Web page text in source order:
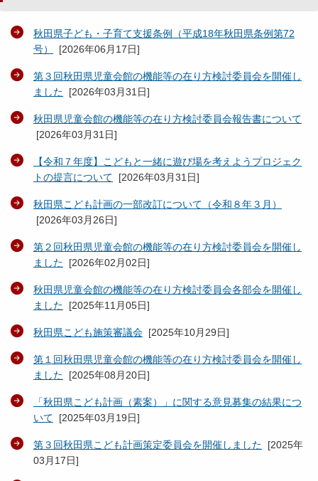
秋田県子ども・子育て支援条例（平成18年秋田県条例第72
号）
[2026年06月17日]
第３回秋田県児童会館の機能等の在り方検討委員会を開催し
ました [2026年03月31日]
秋田県児童会館の機能等の在り方検討委員会報告書について
[2026年03月31日]
【令和７年度】こどもと一緒に遊び場を考えようプロジェク
トの提言について [2026年03月31日]
秋田県こども計画の一部改訂について（令和８年３月）
[2026年03月26日]
第２回秋田県児童会館の機能等の在り方検討委員会を開催し
ました [2026年02月02日]
秋田県児童会館の機能等の在り方検討委員会各部会を開催し
ました [2025年11月05日]
秋田県こども施策審議会 [2025年10月29日]
第１回秋田県児童会館の機能等の在り方検討委員会を開催し
ました [2025年08月20日]
「秋田県こども計画（素案）」に関する意見募集の結果につ
いて [2025年03月19日]
第３回秋田県こども計画策定委員会を開催しました [2025年
03月17日]